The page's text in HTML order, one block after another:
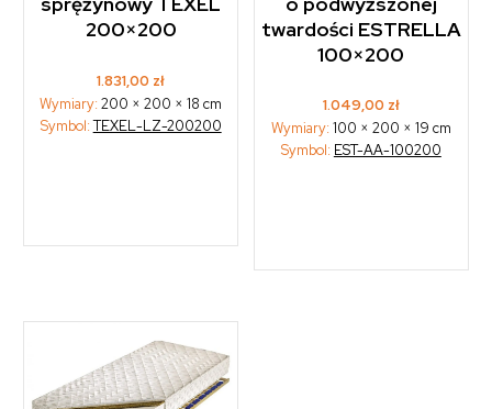
200×200
1.831,00 zł
Wymiary:200 × 200 × 18 cm
Symbol:TEXEL-LZ-200200
twardości ESTRELLA
100×200
1.049,00 zł
Wymiary: 100 × 200 × 19 cm
Symbol: EST-AA-100200